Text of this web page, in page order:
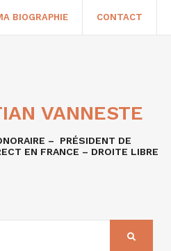
BIOGRAPHIE CONTACT
VANNESTE
– PRÉSIDENT DE
EN FRANCE – DROITE LIBRE